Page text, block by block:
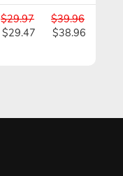
$29.97
$29.47
$39.96
$38.96